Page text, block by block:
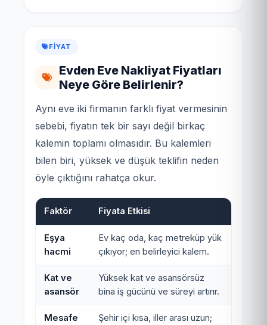
FIYAT
Evden Eve Nakliyat Fiyatları
Neye Göre Belirlenir?
Aynı eve iki firmanın farklı fiyat vermesinin
sebebi, fiyatın tek bir sayı değil birkaç
kalemin toplamı olmasıdır. Bu kalemleri
bilen biri, yüksek ve düşük teklifin neden
öyle çıktığını rahatça okur.
Faktör Fiyata Etkisi
Eşya
hacmi
Ev kaç oda, kaç metreküp yük
çıkıyor; en belirleyici kalem.
Kat ve
asansör
Yüksek kat ve asansörsüz
bina iş gücünü ve süreyi artırır.
Mesafe
Şehir içi kısa, iller arası uzun;